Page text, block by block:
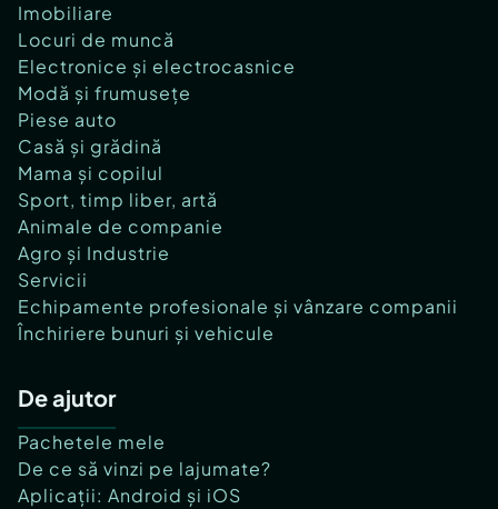
Imobiliare
Locuri de muncă
Electronice și electrocasnice
Modă și frumusețe
Piese auto
Casă și grădină
Mama și copilul
Sport, timp liber, artă
Animale de companie
Agro și Industrie
Servicii
Echipamente profesionale și vânzare companii
Închiriere bunuri și vehicule
De ajutor
Pachetele mele
De ce să vinzi pe lajumate?
Aplicații: Android și iOS